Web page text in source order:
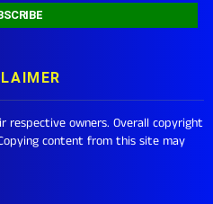
owners. Overall copyright
content from this site may